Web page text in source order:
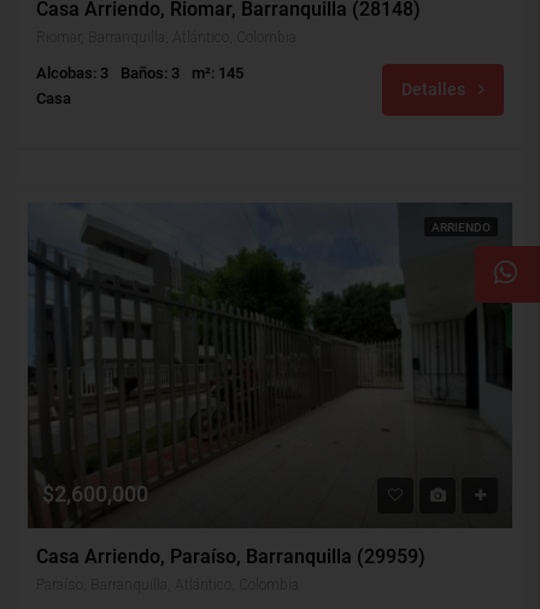
Casa Arriendo, Riomar, Barranquilla (28148)
Alcobas: 3 Baños: 3
m²: 145
Casa
Detalles
ARRIENDO
$2,600,000
Casa Arriendo, Paraíso, Barranquilla (29959)